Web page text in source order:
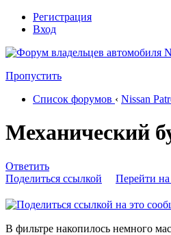
Регистрация
Вход
Пропустить
Список форумов ‹ Nissan
Механический
Ответить
Поделиться ссылкой
Перейти
В фильтре накопилось немного